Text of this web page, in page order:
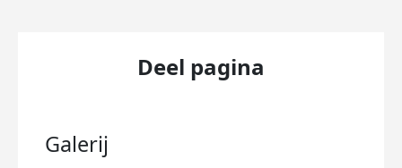
Deel pagina
Galerij